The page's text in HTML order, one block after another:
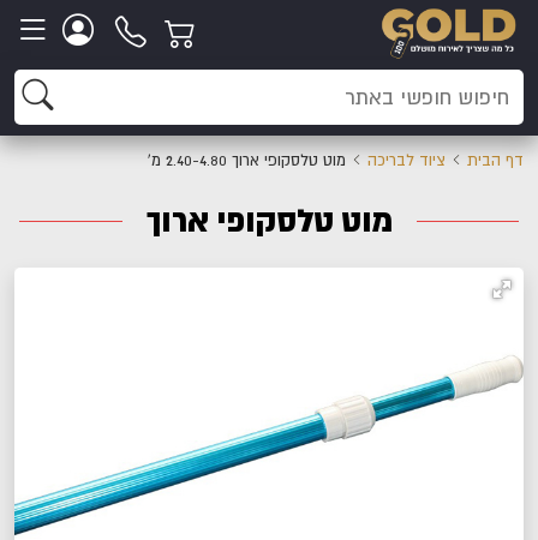
דף הבית ציוד לבריכה מוט טלסקופי ארוך 2.40-4.80 מ'
מוט טלסקופי ארוך